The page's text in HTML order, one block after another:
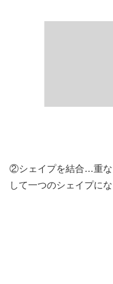
②シェイプを結合…重な
して一つのシェイプに